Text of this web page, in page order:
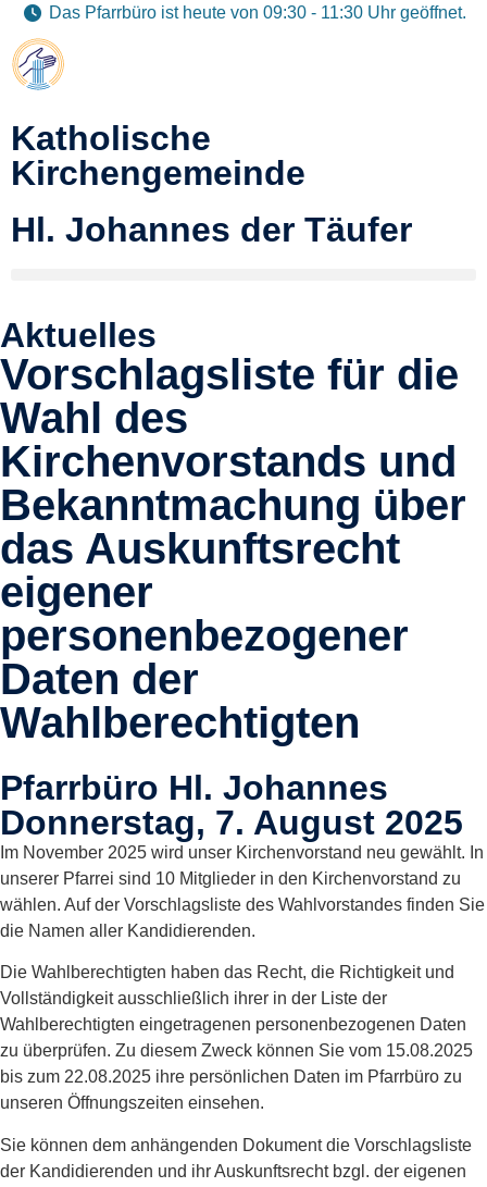
Das Pfarrbüro ist heute von 09:30 - 11:30 Uhr geöffnet.
Katholische
Kirchengemeinde
Hl. Johannes der Täufer
Aktuelles
Vorschlagsliste für die
Wahl des
Kirchenvorstands und
Bekanntmachung über
das Auskunftsrecht
eigener
personenbezogener
Daten der
Wahlberechtigten
Pfarrbüro Hl. Johannes
Donnerstag, 7. August 2025
Im November 2025 wird unser Kirchenvorstand neu gewählt. In
unserer Pfarrei sind 10 Mitglieder in den Kirchenvorstand zu
wählen. Auf der Vorschlagsliste des Wahlvorstandes finden Sie
die Namen aller Kandidierenden.
Die Wahlberechtigten haben das Recht, die Richtigkeit und
Vollständigkeit ausschließlich ihrer in der Liste der
Wahlberechtigten eingetragenen personenbezogenen Daten
zu überprüfen. Zu diesem Zweck können Sie vom 15.08.2025
bis zum 22.08.2025 ihre persönlichen Daten im Pfarrbüro zu
unseren Öffnungszeiten einsehen.
Sie können dem anhängenden Dokument die Vorschlagsliste
der Kandidierenden und ihr Auskunftsrecht bzgl. der eigenen